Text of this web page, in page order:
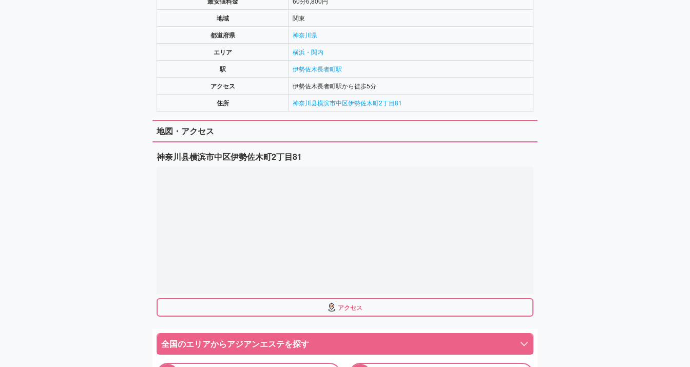
地域 関東
都道府県 神奈川県
エリア 横浜・関内
駅 伊勢佐木長者町駅
アクセス 伊勢佐木長者町駅から徒歩5分
住所 神奈川县横滨市中区伊勢佐木町2丁目81
地図・アクセス
神奈川县横滨市中区伊勢佐木町2丁目81
アクセス
全国のエリアからアジアンエステを探す